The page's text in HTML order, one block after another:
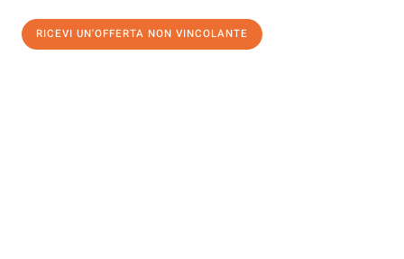
RICEVI UN'OFFERTA NON VINCOLANTE